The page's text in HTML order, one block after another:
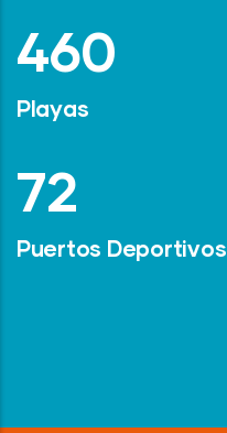
642
Playas
101
Puertos Deportivos